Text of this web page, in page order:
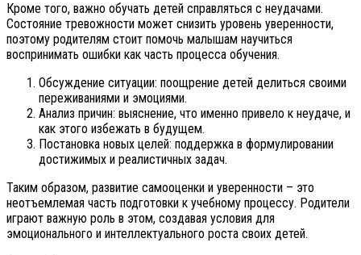
Кроме того, важно обучать детей справляться с неудачами.
Состояние тревожности может снизить уровень уверенности,
поэтому родителям стоит помочь малышам научиться
воспринимать ошибки как часть процесса обучения.
Обсуждение ситуации: поощрение детей делиться своими
переживаниями и эмоциями.
Анализ причин: выяснение, что именно привело к неудаче, и
как этого избежать в будущем.
Постановка новых целей: поддержка в формулировании
достижимых и реалистичных задач.
Таким образом, развитие самооценки и уверенности – это
неотъемлемая часть подготовки к учебному процессу. Родители
играют важную роль в этом, создавая условия для
эмоционального и интеллектуального роста своих детей.